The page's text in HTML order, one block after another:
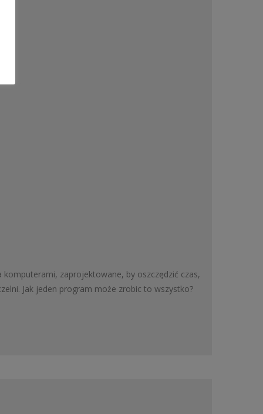
zaprojektowane, by oszczędzić czas,
Jak jeden program może zrobic to wszystko?